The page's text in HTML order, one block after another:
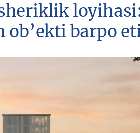
ob’ekti barpo